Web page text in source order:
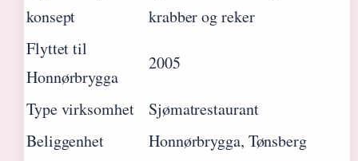
konsept
krabber og reker
Flyttet til
Honnørbrygga
2005
Type virksomhet
Sjømatrestaurant
Beliggenhet
Honnørbrygga, Tønsberg